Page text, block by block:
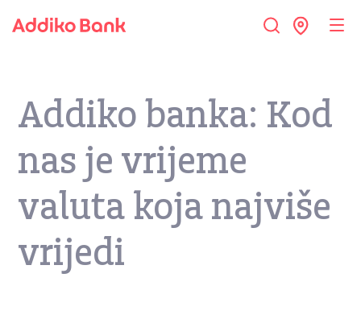
Addiko banka: Kod
nas je vrijeme
valuta koja najviše
vrijedi